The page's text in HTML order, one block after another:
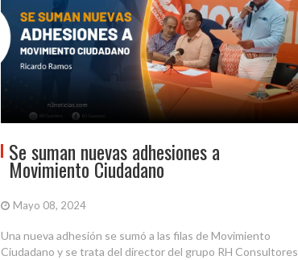
Se suman nuevas adhesiones a
Movimiento Ciudadano
Mayo 08, 2024
Una nueva adhesión se sumó a las filas de Movimiento
Ciudadano y se trata del director del grupo RH Consultores